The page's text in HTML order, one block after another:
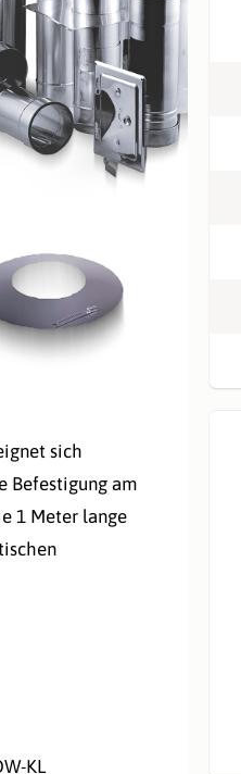
sich
Befestigung am
1 Meter lange
KL